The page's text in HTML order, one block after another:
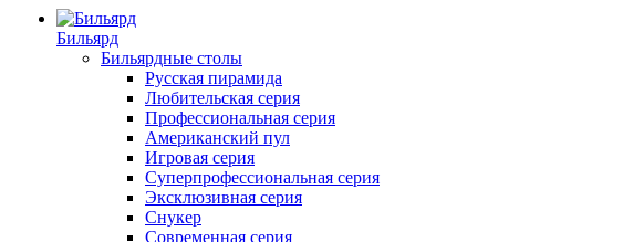
Бильярд
Бильярдные столы
Русская пирамида
Любительская серия
Профессиональная серия
Американский пул
Игровая серия
Суперпрофессиональная серия
Эксклюзивная серия
Снукер
Современная серия